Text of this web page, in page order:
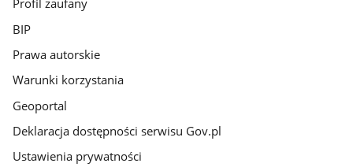
Profil zaufany
BIP
Prawa autorskie
Warunki korzystania
Geoportal
Deklaracja dostępności serwisu Gov.pl
Ustawienia prywatności